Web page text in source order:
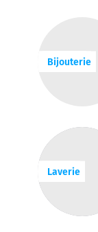
Bijouterie
Laverie